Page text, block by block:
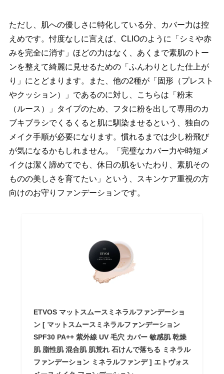
ただし、肌への優しさに特化している分、カバー力は控
えめです。忖度なしに言えば、CLIOのように「シミや赤
みを完全に消す」ほどの力はなく、あくまで素肌のトー
ンを整えて綺麗に見せるための「ふんわりとした仕上が
り」にとどまります。また、他の2種が「固形（プレスト
やクッション）」であるのに対し、こちらは「粉末
（ルース）」タイプのため、フタに粉を出して専用のカ
ブキブラシでくるくると肌に馴染ませるという、独自の
メイク手順が必要になります。慣れるまでは少し粉飛び
が気になるかもしれません。「完璧なカバー力や時短メ
イクは潔く諦めてでも、休日の肌をいたわり、素肌その
ものの美しさを育てたい」という、スキンケア重視の方
向けのお守りファンデーションです。
ETVOS マットスムースミネラルファンデーショ
ン [ マットスムースミネラルファンデーション
SPF30 PA++ 紫外線 UV 毛穴 カバー 敏感肌 乾燥
肌 脂性肌 混合肌 肌荒れ 石けんで落ちる ミネラル
ファンデーション ミネラルファンデ ] エトヴォス